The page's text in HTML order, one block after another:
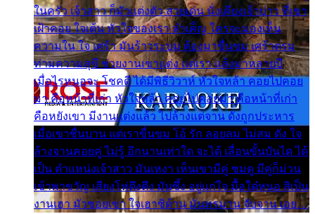
ในครัว เจ้าสาว ก็มัวแต่งตัว สวยเด่น นั่งเคียงเจ้าบ่าว ที่เขา
เฝ้าคอย ใจเต้น หัวใจของเรา ลำเค็ญ ใครจะมองเห็น
ความใน ใจ เศร้า มันร้าวระบม ต้องมาขื่นขม เศร้าตรม
ท่ามความสุขี ช่วยงานเขาแต่ง แต่เรา แล้งมาหลายปี
เมื่อไรหนอจะ โชคดี ได้มีพิธีวิวาห์ หัวใจหล้า คอยไปคอย
มา คือหน้าที่เก่า หัวใจหล้า คอยไปคอยมา คือหน้าที่เก่า
คือหยังเขา มีงานแต่งแล้ว ไปล้างแต่จาน ดั่งถูกประหาร
เมื่อเขาชื่นบาน แต่เราขื่นขม โอ้ รัก ลอยลม ไม่สม ดัง ใจ
ล้างจานคอยคู่ ไม่รู้ อีกนานเท่าใด จะได้ เลื่อนขั้นบันได ได้
เป็น ตำแหน่งเจ้าสาว มันเหงา เห็นเขามีคู่ ซมดู มีคู่ก็ม่วน
เข้าพาขวัญ เสียงโห่ตึงตึง มันซึ้ง อยู่แก่ใจ มื้อใด๋หนอ สิเป็น
งานเฮา มัวซอยเขา ใจเฮาซิด้าน มันทรมาน จับจาน เอย…